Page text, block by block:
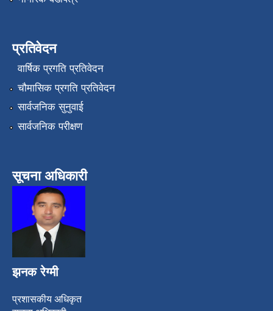
प्रतिवेदन
वार्षिक प्रगति प्रतिवेदन
चौमासिक प्रगति प्रतिवेदन
सार्वजनिक सुनुवाई
सार्वजनिक परीक्षण
सूचना अधिकारी
झनक रेग्मी
प्रशासकीय अधिकृत